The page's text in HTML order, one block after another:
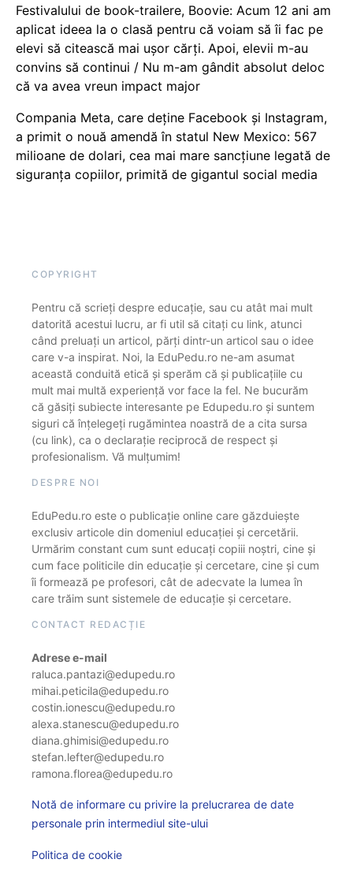
Festivalului de book-trailere, Boovie: Acum 12 ani am
aplicat ideea la o clasă pentru că voiam să îi fac pe
elevi să citească mai ușor cărți. Apoi, elevii m-au
convins să continui / Nu m-am gândit absolut deloc
că va avea vreun impact major
Compania Meta, care deține Facebook și Instagram,
a primit o nouă amendă în statul New Mexico: 567
milioane de dolari, cea mai mare sancțiune legată de
siguranța copiilor, primită de gigantul social media
COPYRIGHT
Pentru că scrieți despre educație, sau cu atât mai mult
datorită acestui lucru, ar fi util să citați cu link, atunci
când preluați un articol, părți dintr-un articol sau o idee
care v-a inspirat. Noi, la EduPedu.ro ne-am asumat
această conduită etică și sperăm că și publicațiile cu
mult mai multă experiență vor face la fel. Ne bucurăm
că găsiți subiecte interesante pe Edupedu.ro și suntem
siguri că înțelegeți rugămintea noastră de a cita sursa
(cu link), ca o declarație reciprocă de respect și
profesionalism. Vă mulțumim!
DESPRE NOI
EduPedu.ro este o publicație online care găzduiește
exclusiv articole din domeniul educației și cercetării.
Urmărim constant cum sunt educați copiii noștri, cine și
cum face politicile din educație și cercetare, cine și cum
îi formează pe profesori, cât de adecvate la lumea în
care trăim sunt sistemele de educație și cercetare.
CONTACT REDACȚIE
Adrese e-mail
raluca.pantazi@edupedu.ro
mihai.peticila@edupedu.ro
costin.ionescu@edupedu.ro
alexa.stanescu@edupedu.ro
diana.ghimisi@edupedu.ro
stefan.lefter@edupedu.ro
ramona.florea@edupedu.ro
Notă de informare cu privire la prelucrarea de date
personale prin intermediul site-ului
Politica de cookie